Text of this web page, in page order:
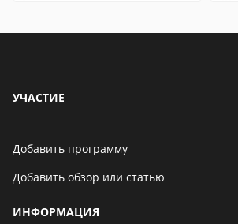
УЧАСТИЕ
Добавить программу
Добавить обзор или статью
ИНФОРМАЦИЯ